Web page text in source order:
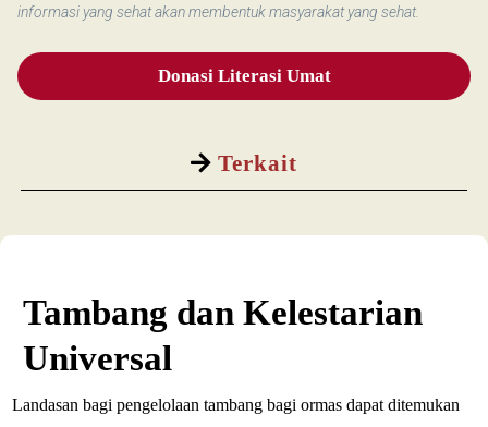
Terkait
informasi yang sehat akan membentuk masyarakat yang sehat.
Donasi Literasi Umat
Tambang dan Kelestarian
Universal
Landasan bagi pengelolaan tambang bagi ormas dapat ditemukan